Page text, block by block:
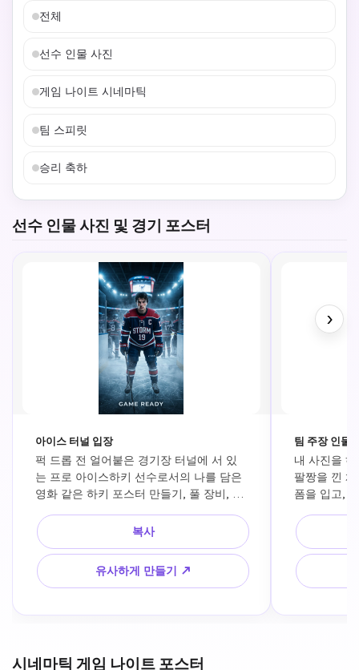
전체
선수 인물 사진
게임 나이트 시네마틱
팀 스피릿
승리 축하
선수 인물 사진 및 경기 포스터
아이스 터널 입장
퍽 드롭 전 얼어붙은 경기장 터널에 서 있
는 프로 아이스하키 선수로서의 나를 담은
영화 같은 하키 포스터 만들기, 풀 장비, 강
러다니는 얼음 안개, 프리미엄 스포츠 에디
토리얼 구성, 초현실적인 피부 디테일, 드
라마틱한 대비, 4k.
복사
유사하게 만들기 ↗
팀 주장 인물
내 사진을
팔짱을 낀
폼을 입고,
프리미엄 스
인 얼굴 디테
›
시네마틱 게임 나이트 포스터